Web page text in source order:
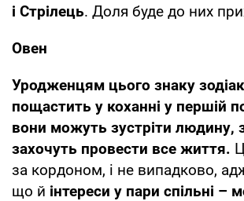
і Стрілець. Доля буде до них
Овен
Уродженцям цього знаку
пощастить у коханні у першій
вони можуть зустріти людину,
захочуть провести все життя.
за кордоном, і не випадково,
що й інтереси у пари спільні –